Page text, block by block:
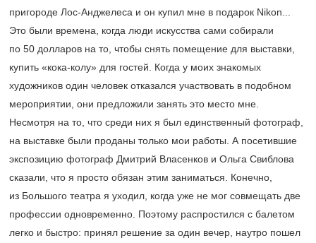
пригороде Лос-Анджелеса и он купил мне в подарок Nikon...
Это были времена, когда люди искусства сами собирали
по 50 долларов на то, чтобы снять помещение для выставки,
купить «кока-колу» для гостей. Когда у моих знакомых
художников один человек отказался участвовать в подобном
мероприятии, они предложили занять это место мне.
Несмотря на то, что среди них я был единственный фотограф,
на выставке были проданы только мои работы. А посетившие
экспозицию фотограф Дмитрий Власенков и Ольга Свиблова
сказали, что я просто обязан этим заниматься. Конечно,
из Большого театра я уходил, когда уже не мог совмещать две
профессии одновременно. Поэтому распростился с балетом
легко и быстро: принял решение за один вечер, наутро пошел